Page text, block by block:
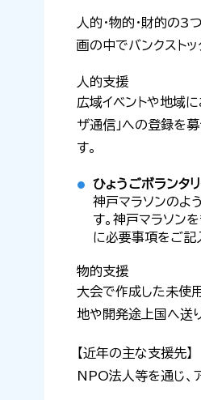
人的・物的・財的の3
画の中でバンクスト
人的支援
広域イベントや地域
ザ通信」への登録を
す。
ひょうごボランタ
神戸マラソンのよ
す。神戸マラソン
に必要事項をご記
物的支援
大会で作成した未使
地や開発途上国へ送り
【近年の主な支援先】
NPO法人等を通じ、